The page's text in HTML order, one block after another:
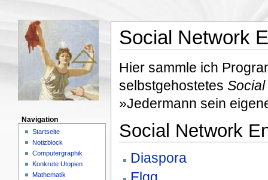
Social Network
Hier sammle ich
selbstgehostetes
»Jedermann sein
Social Network
Diaspora
Elgg
Navigation
Startseite
Notizblock
Computergraphik
Konkrete Utopien
Mathematik